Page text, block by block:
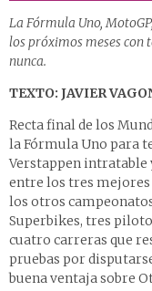
La Fórmula Uno,
los próximos meses con
nunca.
TEXTO: JAVIER
Recta final de los
la Fórmula Uno para
Verstappen intratable
entre los tres mejores
los otros
Superbikes, tres
cuatro carreras que
pruebas por
buena ventaja sobre